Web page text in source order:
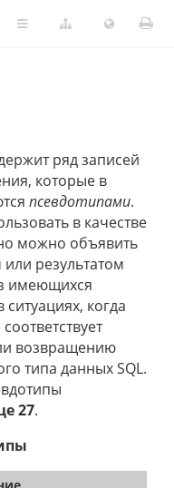
ряд записей
которые в
псевдотипами.
в качестве
можно объявить
результатом
имеющихся
когда
возвращению
типа данных SQL.
27.